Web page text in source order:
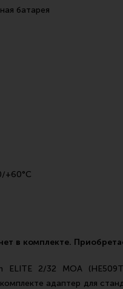
батарея
+60°С
в комплекте.
ELITE 2/32 MOA
адаптер для